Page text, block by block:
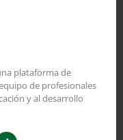
plataforma de
de profesionales
y al desarrollo